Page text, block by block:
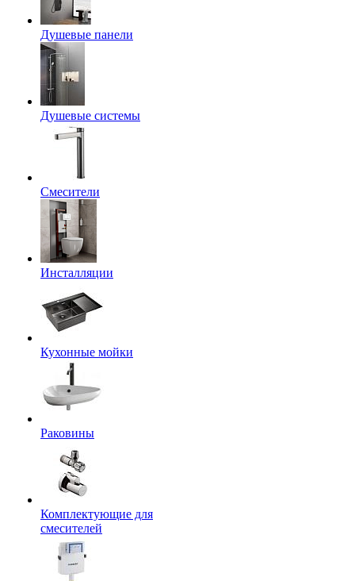
Душевые панели
Душевые системы
Смесители
Инсталляции
Кухонные мойки
Раковины
Комплектующие для
смесителей